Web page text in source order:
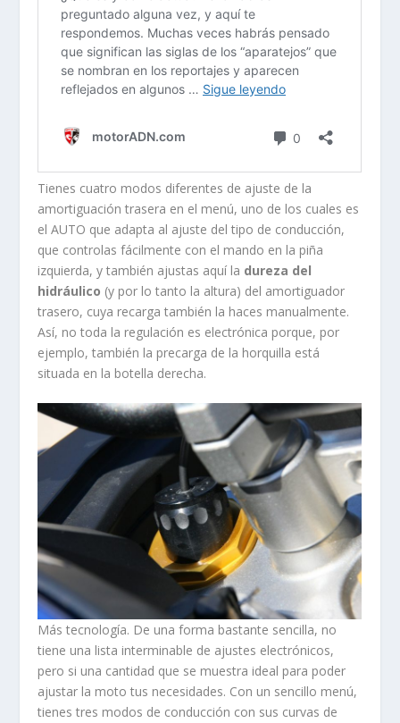
Tienes cuatro modos diferentes de ajuste de la
amortiguación trasera en el menú, uno de los cuales es
el AUTO que adapta al ajuste del tipo de conducción,
que controlas fácilmente con el mando en la piña
izquierda, y también ajustas aquí la dureza del
hidráulico (y por lo tanto la altura) del amortiguador
trasero, cuya recarga también la haces manualmente.
Así, no toda la regulación es electrónica porque, por
ejemplo, también la precarga de la horquilla está
situada en la botella derecha.
Más tecnología. De una forma bastante sencilla, no
tiene una lista interminable de ajustes electrónicos,
pero si una cantidad que se muestra ideal para poder
ajustar la moto tus necesidades. Con un sencillo menú,
tienes tres modos de conducción con sus curvas de